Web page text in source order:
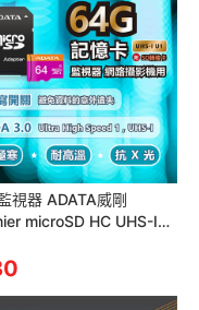
視器 ADATA威剛
microSD HC UHS-I
機